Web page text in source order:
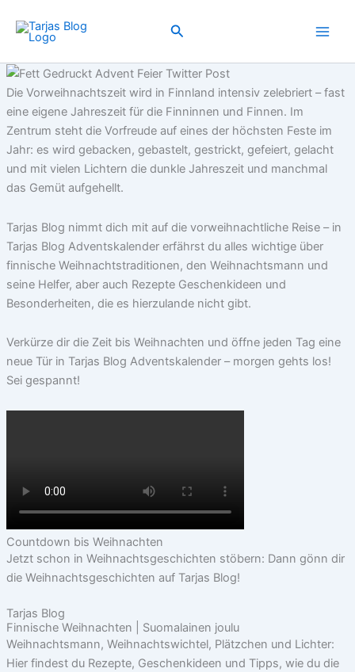
Inhalt
springen
Suchen
Die Vorweihnachtszeit wird in Finnland intensiv zelebriert – fast
eine eigene Jahreszeit für die Finninnen und Finnen. Im
Zentrum steht die Vorfreude auf eines der höchsten Feste im
Jahr: es wird gebacken, gebastelt, gestrickt, gefeiert, gelacht
und mit vielen Lichtern die dunkle Jahreszeit und manchmal
das Gemüt aufgehellt.
Tarjas Blog nimmt dich mit auf die vorweihnachtliche Reise – in
Tarjas Blog Adventskalender erfährst du alles wichtige über
finnische Weihnachtstraditionen, den Weihnachtsmann und
seine Helfer, aber auch Rezepte Geschenkideen und
Besonderheiten, die es hierzulande nicht gibt.
Verkürze dir die Zeit bis Weihnachten und öffne jeden Tag eine
neue Tür in Tarjas Blog Adventskalender – morgen gehts los!
Sei gespannt!
Countdown bis Weihnachten
Jetzt schon in Weihnachtsgeschichten stöbern: Dann gönn dir
die Weihnachtsgeschichten auf Tarjas Blog!
Tarjas Blog
Finnische Weihnachten | Suomalainen joulu
Weihnachtsmann, Weihnachtswichtel, Plätzchen und Lichter:
Hier findest du Rezepte, Geschenkideen und Tipps, wie du die